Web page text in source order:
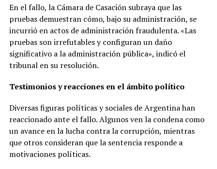
En el fallo, la Cámara de Casación subraya que las
pruebas demuestran cómo, bajo su administración, se
incurrió en actos de administración fraudulenta. «Las
pruebas son irrefutables y configuran un daño
significativo a la administración pública», indicó el
tribunal en su resolución.
Testimonios y reacciones en el ámbito político
Diversas figuras políticas y sociales de Argentina han
reaccionado ante el fallo. Algunos ven la condena como
un avance en la lucha contra la corrupción, mientras
que otros consideran que la sentencia responde a
motivaciones políticas.